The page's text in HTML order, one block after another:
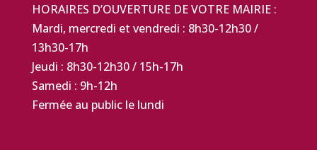
HORAIRES D’OUVERTURE DE VOTRE MAIRIE :
Mardi, mercredi et vendredi : 8h30-12h30 /
13h30-17h
Jeudi : 8h30-12h30 / 15h-17h
Samedi : 9h-12h
Fermée au public le lundi